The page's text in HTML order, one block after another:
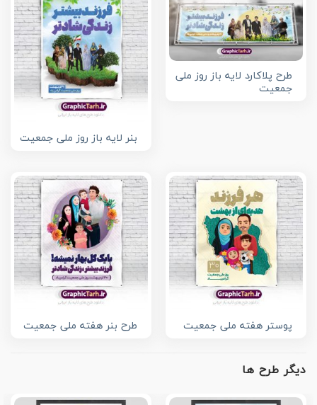
طرح پلاکارد لایه باز روز ملی
جمعیت
بنر لایه باز روز ملی جمعیت
پوستر هفته ملی جمعیت طرح بنر هفته ملی جمعیت
دیگر طرح ها